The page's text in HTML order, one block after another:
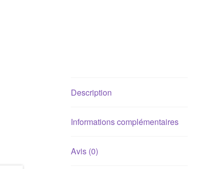
Description
Informations complémentaires
Avis (0)